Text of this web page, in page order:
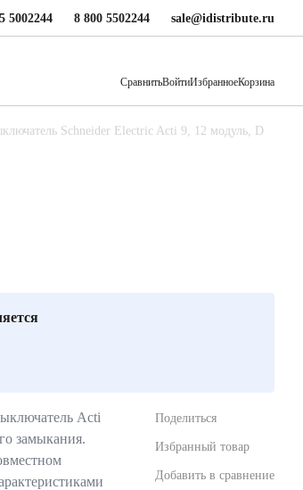
5002244 8 800 5502244 sale@idistribute.ru
СравнитьВойтиИзбранноеКорзина
Schneider Electric Acti 9, 12 модуль, D
Acti
замыкания.
Поделиться
Избранный товар
Добавить в сравнение